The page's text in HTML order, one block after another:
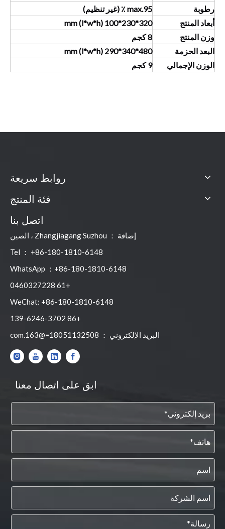
رطوبة
max.95 ٪ (غير تنظيم)
أبعاد المنتج
320*230*100 (l*w*h) mm
وزن المنتج
8 كجم
البعد الحزمة
480*340*290 (l*w*h) mm
الوزن الإجمالي
9 كجم
روابط سريعة
فئة المنتج
اتصل بنا
إضافة ： Zhangjiagang Suzhou ، الصين
Tel ： +86-180-1810-6148
WhatsApp ：+86-180-1810-6148
+61 0460327228
WeChat: +86-180-1810-6148
+86 139-6246-3702
البريد الإلكتروني ： 18051132508=@163.com
ابق على اتصال معنا